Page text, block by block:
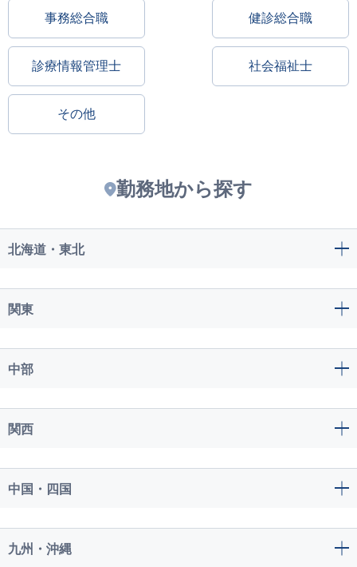
事務総合職 健診総合職
診療情報管理士 社会福祉士
その他
勤務地から探す
北海道・東北
関東
中部
関西
中国・四国
九州・沖縄